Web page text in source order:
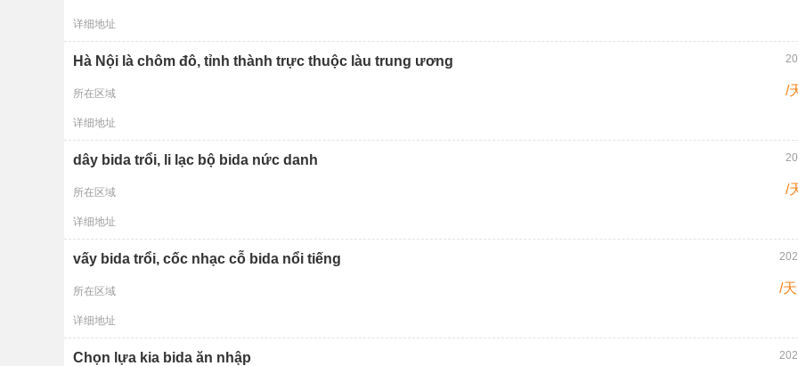
详细地址
Hà Nội là chôm đô, tỉnh thành trực thuộc làu trung ương
所在区域
详细地址
/
dây bida trổi, li lạc bộ bida nức danh
所在区域
详细地址
/
vấy bida trổi, cốc nhạc cỗ bida nổi tiếng
所在区域
详细地址
/天
Chọn lựa kia bida ăn nhập